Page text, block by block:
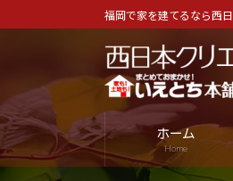
ン
ツ
へ
ス
キ
ビ
シ
ョ
ン
に
福岡で家を建てるなら西
ホーム
Home